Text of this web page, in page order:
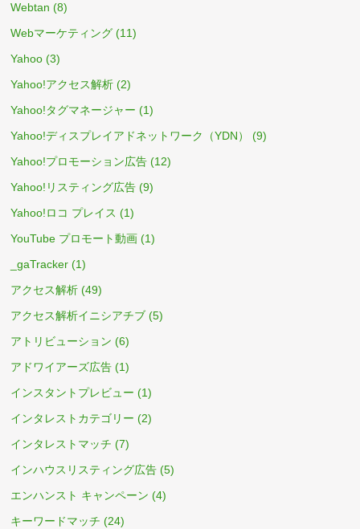
Webtan (8)
Webマーケティング (11)
Yahoo (3)
Yahoo!アクセス解析 (2)
Yahoo!タグマネージャー (1)
Yahoo!ディスプレイアドネットワーク（YDN）
(9)
Yahoo!プロモーション広告 (12)
Yahoo!リスティング広告 (9)
Yahoo!ロコ プレイス (1)
YouTube プロモート動画 (1)
_gaTracker (1)
アクセス解析 (49)
アクセス解析イニシアチブ (5)
アトリビューション (6)
アドワイアーズ広告 (1)
インスタントプレビュー (1)
インタレストカテゴリー (2)
インタレストマッチ (7)
インハウスリスティング広告 (5)
エンハンスト キャンペーン (4)
キーワードマッチ (24)